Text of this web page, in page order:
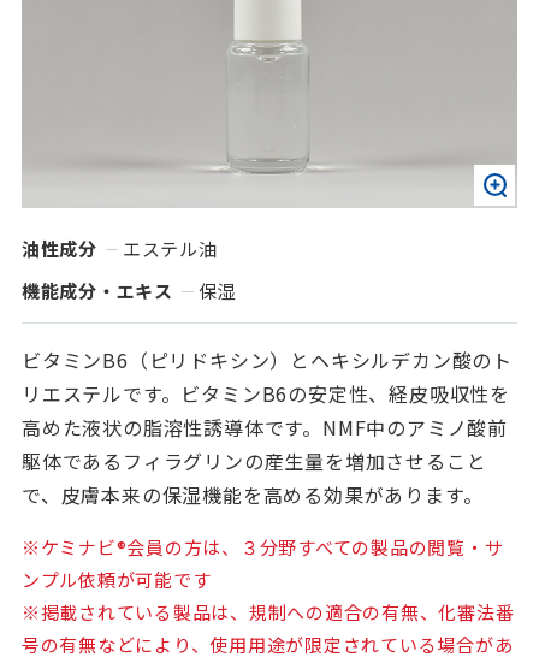
油性成分
エステル油
機能成分・エキス
保湿
ビタミンB6（ピリドキシン）とヘキシルデカン酸のト
リエステルです。ビタミンB6の安定性、経皮吸収性を
高めた液状の脂溶性誘導体です。NMF中のアミノ酸前
駆体であるフィラグリンの産生量を増加させること
で、皮膚本来の保湿機能を高める効果があります。
※ケミナビ®会員の方は、３分野すべての製品の閲覧・サ
ンプル依頼が可能です
※掲載されている製品は、規制への適合の有無、化審法番
号の有無などにより、使用用途が限定されている場合があ